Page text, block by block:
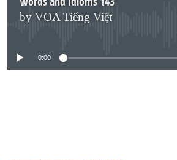
BÊN KIA QUỐC LỘ: TIẾNG VỌNG TỪ
by VOA Tiếng Việt
No media source
0:00